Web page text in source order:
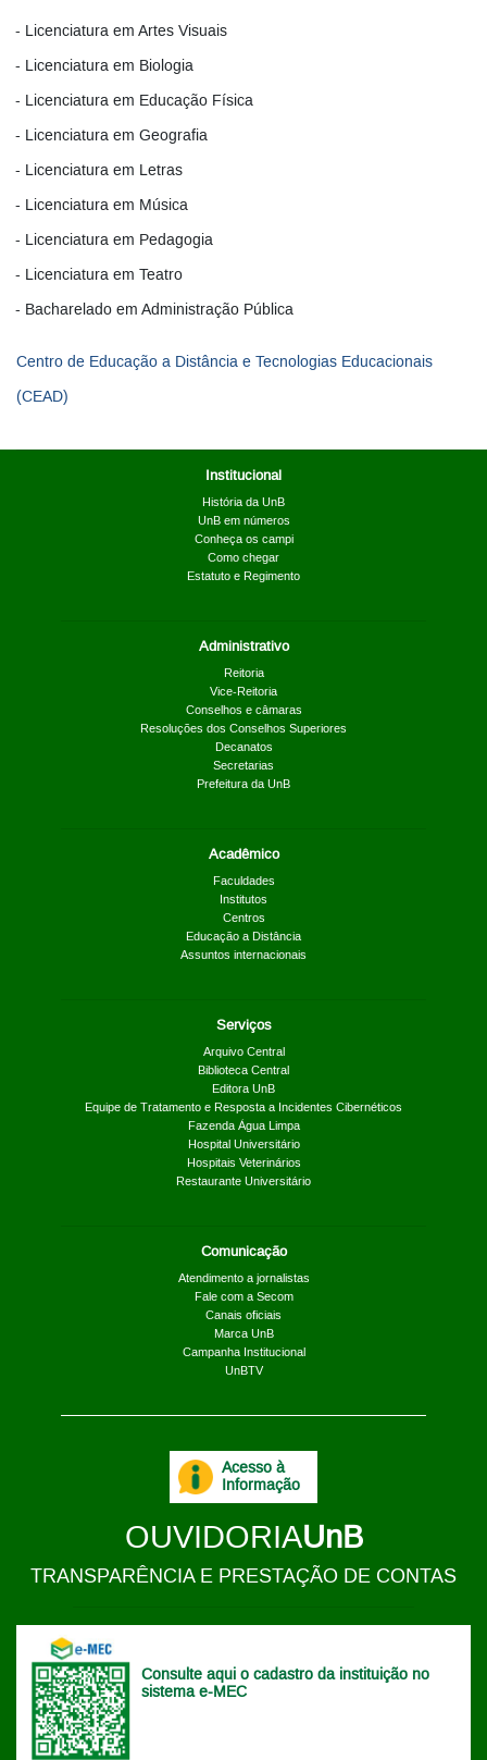
Licenciatura em Artes Visuais
Licenciatura em Biologia
Licenciatura em Educação Física
Licenciatura em Geografia
Licenciatura em Letras
Licenciatura em Música
Licenciatura em Pedagogia
Licenciatura em Teatro
Bacharelado em Administração Pública
Centro de Educação a Distância e Tecnologias Educacionais
(CEAD)
Institucional
História da UnB
UnB em números
Conheça os campi
Como chegar
Estatuto e Regimento
Administrativo
Reitoria
Vice-Reitoria
Conselhos e câmaras
Resoluções dos Conselhos Superiores
Decanatos
Secretarias
Prefeitura da UnB
Acadêmico
Faculdades
Institutos
Centros
Educação a Distância
Assuntos internacionais
Serviços
Arquivo Central
Biblioteca Central
Editora UnB
Equipe de Tratamento e Resposta a Incidentes Cibernéticos
Fazenda Água Limpa
Hospital Universitário
Hospitais Veterinários
Restaurante Universitário
Comunicação
Atendimento a jornalistas
Fale com a Secom
Canais oficiais
Marca UnB
Campanha Institucional
UnBTV
Consulte aqui o cadastro da instituição no
sistema e-MEC
Acesso à
Informação
OUVIDORIAUnB
TRANSPARÊNCIA E PRESTAÇÃO DE CONTAS